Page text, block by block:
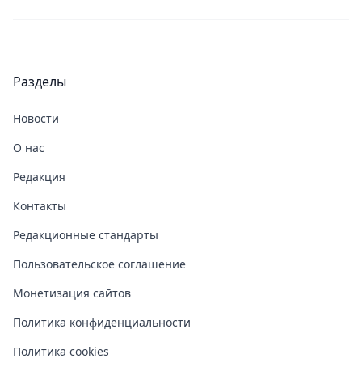
Разделы
Новости
О нас
Редакция
Контакты
Редакционные стандарты
Пользовательское соглашение
Монетизация сайтов
Политика конфиденциальности
Политика cookies